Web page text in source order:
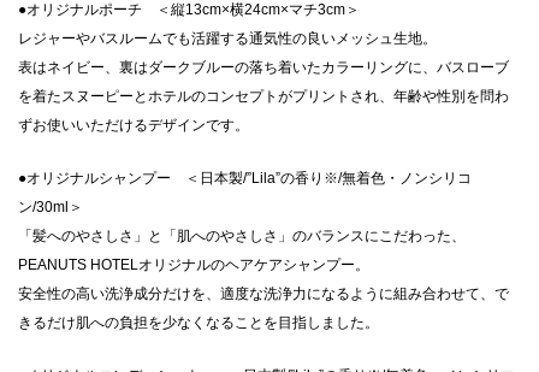
●オリジナルポーチ ＜縦13cm×横24cm×マチ3cm＞
レジャーやバスルームでも活躍する通気性の良いメッシュ生地。
表はネイビー、裏はダークブルーの落ち着いたカラーリングに、バスローブ
を着たスヌーピーとホテルのコンセプトがプリントされ、年齢や性別を問わ
ずお使いいただけるデザインです。
●オリジナルシャンプー ＜日本製/”Lila”の香り※/無着色・ノンシリコ
ン/30ml＞
「髪へのやさしさ」と「肌へのやさしさ」のバランスにこだわった、
PEANUTS HOTELオリジナルのヘアケアシャンプー。
安全性の高い洗浄成分だけを、適度な洗浄力になるように組み合わせて、で
きるだけ肌への負担を少なくなることを目指しました。